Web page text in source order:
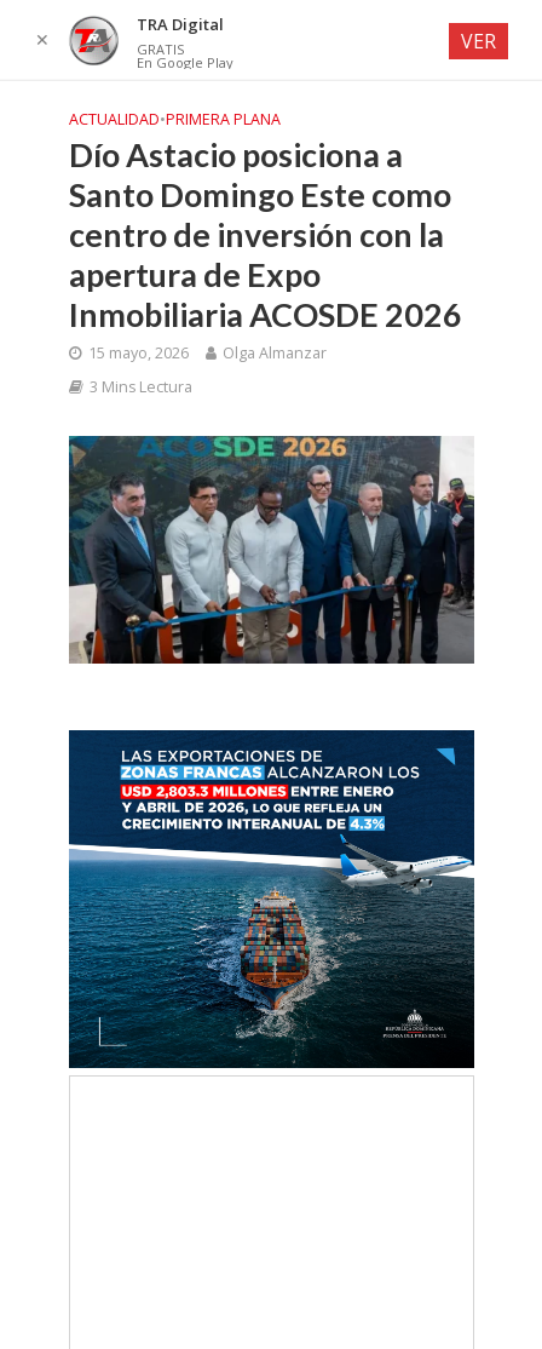
ACTUALIDAD•PRIMERA PLANA
Dío Astacio posiciona a
Santo Domingo Este como
centro de inversión con la
apertura de Expo
Inmobiliaria ACOSDE 2026
15 mayo, 2026
Olga Almanzar
3 Mins Lectura
✕
TRA Digital
GRATIS
En Google Play
VER